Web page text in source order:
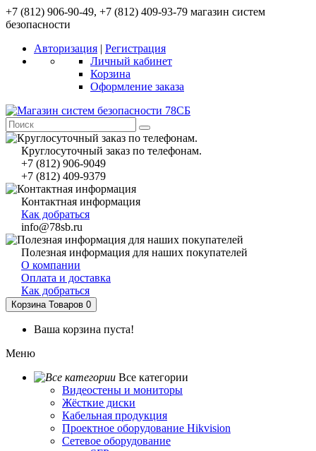
+7 (812) 906-90-49, +7 (812) 409-93-79 магазин систем
безопасности
Авторизация | Регистрация
Личный кабинет
Корзина
Оформление заказа
Круглосуточный заказ по телефонам.
+7 (812) 906-9049
+7 (812) 409-9379
Контактная информация
Как добраться
info@78sb.ru
Полезная информация для наших покупателей
О компании
Оплата и доставка
Как добраться
Корзина Товаров 0
Ваша корзина пуста!
Меню
Все категории
Видеостены и мониторы
Жёсткие диски
Кабельная продукция
Проектное оборудование Hikvision
Сетевое оборудование